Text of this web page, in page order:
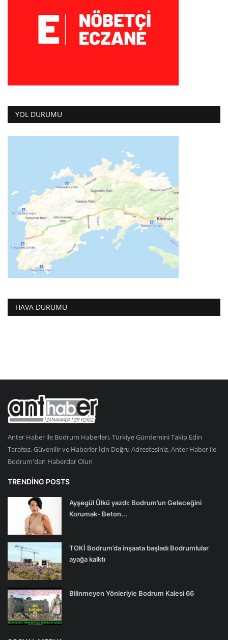
YOL DURUMU
HAVA DURUMU
Anter Haber ile Bodrum Haberleri, Türkiye Gündemini Takip Edin
Tarafsız, Güvenilir ve Haberler İçin Doğru Adrestesiniz. Anter Haber ile
Bodrum'dan Haberdar Olun
TRENDING POSTS
Ayşegül Ülkü yazdı: Bodrum’un Geleceğini
Korumak- Beton...
TOKİ Bodrum’da inşaata başladı Bodrumlular
ayağa kalktı
Bilinmeyen Yönleriyle Bodrum Kalesi 66